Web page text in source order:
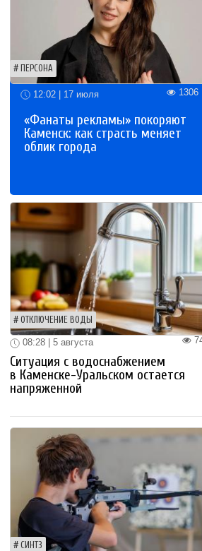
ПЕРСОНА
12:02 | 17 июля 1306
«Фанаты рекламы» покоряют
Каменск: как страсть меняет
облик города
ОТКЛЮЧЕНИЕ ВОДЫ
08:28 | 5 августа
Ситуация с водоснабжением
в Каменске-Уральском остается
напряженной
СИНТЗ